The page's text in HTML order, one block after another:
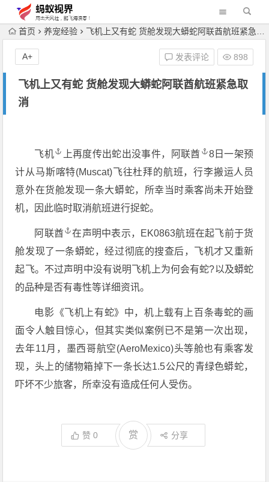
首页 养宠经验 飞机上又有蛇 货舱发现大蟒蛇阿联酋航班紧急取消
飞机上又有蛇 货舱发现大蟒蛇阿联酋航班紧急取
消
发表评论 898
A+
飞机 上再度传出蛇出没事件， 阿联酋
8日一架预
计从马斯喀特(Muscat)飞往杜拜的航班，行李搬运人员
意外在货舱发现一条大蟒蛇，所幸当时乘客尚未开始登
机，因此临时取消航班进行捉蛇。
阿联酋
在声明中表示，EK0863航班在起飞前于货
舱发现了一条蟒蛇，经过彻底的搜查后，飞机才又重新
起飞。不过声明中没有说明飞机上为何会有蛇?以及蟒蛇
的品种是否有毒性等详细资讯。
电影《飞机上有蛇》中，机上载有上百条毒蛇的画
面令人触目惊心，但其实类似案例已不是第一次出现，
去年11月，墨西哥航空(AeroMexico)头等舱也有乘客发
现，头上的储物箱掉下一条长达1.5公尺的青绿色蟒蛇，
吓坏不少旅客，所幸没有造成任何人受伤。
赞0 赏 分享